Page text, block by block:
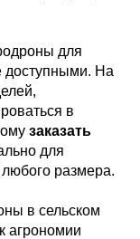
для
доступными. На
в
заказать
для
размера.
в сельском
агрономии